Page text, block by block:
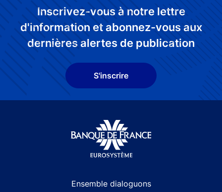
Inscrivez-vous à notre lettre
d'information et abonnez-vous aux
dernières alertes de publication
S'inscrire
Ensemble dialoguons